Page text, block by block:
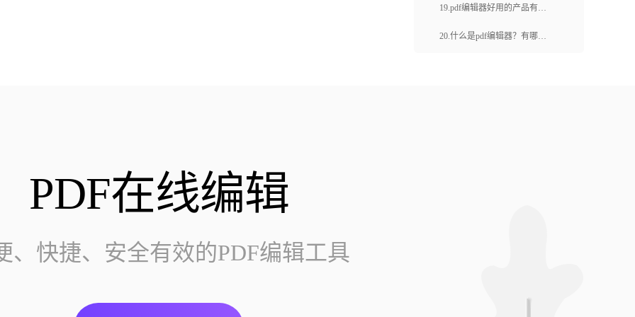
替换？如何拆分？
19.pdf编辑器好用的产品有哪
个？如何编辑 PDF 文件？
20.什么是pdf编辑器？有哪些
PDF在线编辑
、快捷、安全有效的PDF编辑工具